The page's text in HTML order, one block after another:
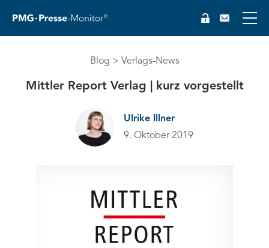
Blog Verlags-News
Mittler Report Verlag | kurz vorgestellt
Ulrike Illner
9. Oktober 2019